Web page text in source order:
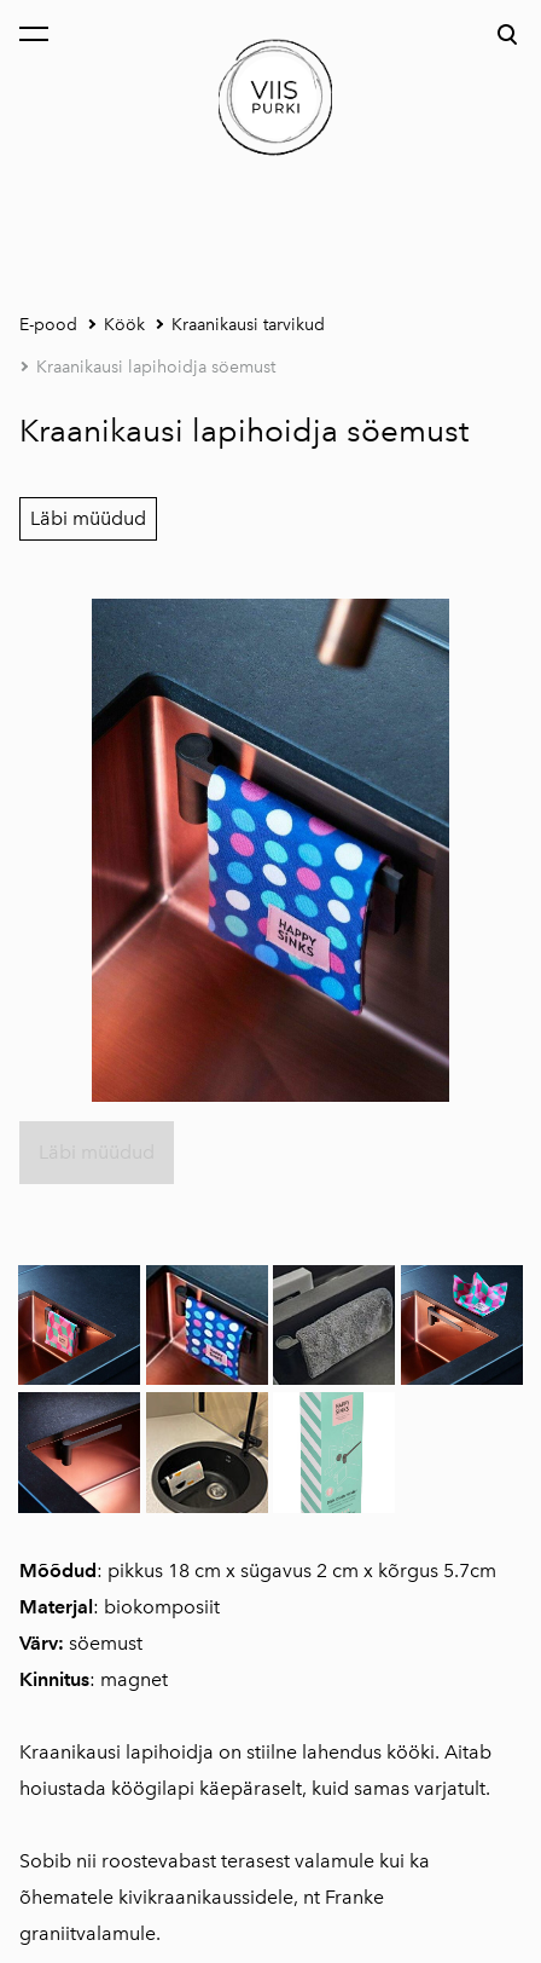
lisati ostukorvi. Vaata ostukorvi
E-pood Köök Kraanikausi tarvikud
Kraanikausi lapihoidja söemust
Mõõdud: pikkus 18 cm x sügavus 2 cm x kõrgus 5.7cm
Materjal: biokomposiit
Värv: söemust
Kinnitus: magnet
Kraanikausi lapihoidja on stiilne lahendus kööki. Aitab
hoiustada köögilapi käepäraselt, kuid samas varjatult.
Sobib nii roostevabast terasest valamule kui ka
õhematele kivikraanikaussidele, nt Franke
graniitvalamule.
Kraanikausi lapihoidja söemust
Läbi müüdud